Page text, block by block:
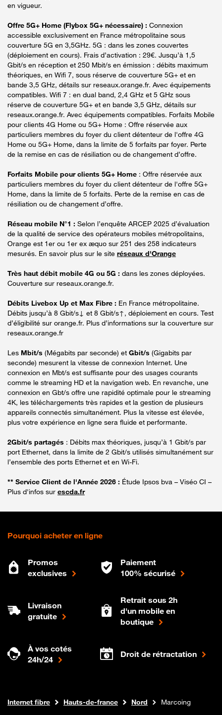
en vigueur.
Offre 5G+ Home (Flybox 5G+ nécessaire) : Connexion
accessible exclusivement en France métropolitaine sous
couverture 5G en 3,5GHz. 5G : dans les zones couvertes
(déploiement en cours). Frais d’activation : 29€. Jusqu’à 1,5
Gbit/s en réception et 250 Mbit/s en émission : débits maximum
théoriques, en Wifi 7, sous réserve de couverture 5G+ et en
bande 3,5 GHz, détails sur reseaux.orange.fr. Avec équipements
compatibles. Wifi 7 : en dual band, 2,4 GHz et 5 GHz sous
réserve de couverture 5G+ et en bande 3,5 GHz, détails sur
reseaux.orange.fr. Avec équipements compatibles. Forfaits Mobile
pour clients 4G Home ou 5G+ Home : Offre réservée aux
particuliers membres du foyer du client détenteur de l'offre 4G
Home ou 5G+ Home, dans la limite de 5 forfaits par foyer. Perte
de la remise en cas de résiliation ou de changement d’offre.
Forfaits Mobile pour clients 5G+ Home : Offre réservée aux
particuliers membres du foyer du client détenteur de l'offre 5G+
Home, dans la limite de 5 forfaits. Perte de la remise en cas de
résiliation ou de changement d’offre.
Réseau mobile N°1 : Selon l’enquête ARCEP 2025 d’évaluation
de la qualité de service des opérateurs mobiles métropolitains,
Orange est 1er ou 1er ex æquo sur 251 des 258 indicateurs
mesurés. En savoir plus sur le site réseaux d'Orange
Très haut débit mobile 4G ou 5G : dans les zones déployées.
Couverture sur reseaux.orange.fr.
Débits Livebox Up et Max Fibre : En France métropolitaine.
Débits jusqu’à 8 Gbit/s↓ et 8 Gbit/s↑, déploiement en cours. Test
d’éligibilité sur orange.fr. Plus d’informations sur la couverture sur
reseaux.orange.fr
Les Mbit/s (Mégabits par seconde) et Gbit/s (Gigabits par
seconde) mesurent la vitesse de connexion Internet. Une
connexion en Mbt/s est suffisante pour des usages courants
comme le streaming HD et la navigation web. En revanche, une
connexion en Gbt/s offre une rapidité optimale pour le streaming
4K, les téléchargements très rapides et la gestion de plusieurs
appareils connectés simultanément. Plus la vitesse est élevée,
plus votre expérience en ligne sera fluide et performante.
2Gbit/s partagés : Débits max théoriques, jusqu’à 1 Gbit/s par
port Ethernet, dans la limite de 2 Gbit/s utilisés simultanément sur
l’ensemble des ports Ethernet et en Wi-Fi.
** Service Client de l'Année 2026 : Étude Ipsos bva – Viséo CI –
Plus d'infos sur escda.fr
Pourquoi acheter en ligne
Promos
exclusives
Paiement
100% sécurisé
Livraison
gratuite
Retrait sous 2h
d'un mobile en
boutique
À vos cotés
24h/24
Droit de rétractation
Boutique Orange
Internet fibre Hauts-de-france Nord Marcoing